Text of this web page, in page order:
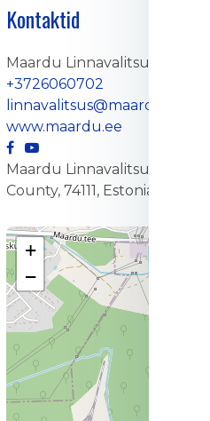
Kontaktid
Maardu Linnavalitsus
+3726060702
linnavalitsus@maardu.ee
www.maardu.ee
Maardu Linnavalitsus, 1,
County, 74111, Estonia
+
−